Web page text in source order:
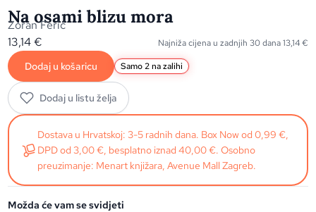
Na osami blizu mora
Zoran Ferić
13,14€ Najniža cijena u zadnjih 30 dana13,14€
Dodaj u košaricu Samo 2 na zalihi
Dodaj u listu želja
Dostava u Hrvatskoj: 3-5 radnih dana. Box Now od 0,99 €,
DPD od 3,00 €, besplatno iznad 40,00 €. Osobno
preuzimanje: Menart knjižara, Avenue Mall Zagreb.
Možda će vam se svidjeti